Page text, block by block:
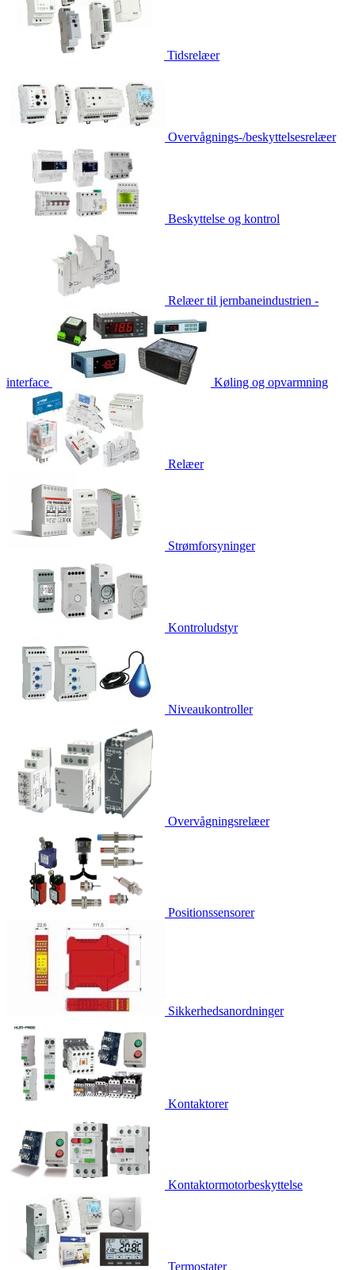
Tidsrelæer
Overvågnings-/beskyttelsesrelæer
Beskyttelse og kontrol
Relæer til jernbaneindustrien -
interface Køling og opvarmning
Relæer
Strømforsyninger
Kontroludstyr
Niveaukontroller
Overvågningsrelæer
Positionssensorer
Sikkerhedsanordninger
Kontaktorer
Kontaktormotorbeskyttelse
Termostater